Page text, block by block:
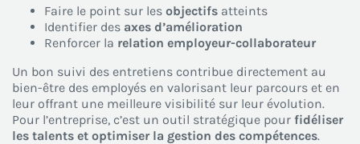
Faire le point sur les objectifsatteints
Identifier des axes d’amélioration
Renforcer la relation employeur-collaborateur
Un bon suivi des entretiens contribue directement au
bien-être des employés en valorisant leur parcours et en
leur offrant une meilleure visibilité sur leur évolution.
Pour l’entreprise, c’est un outil stratégique pour fidéliser
les talents et optimiser la gestion des compétences.